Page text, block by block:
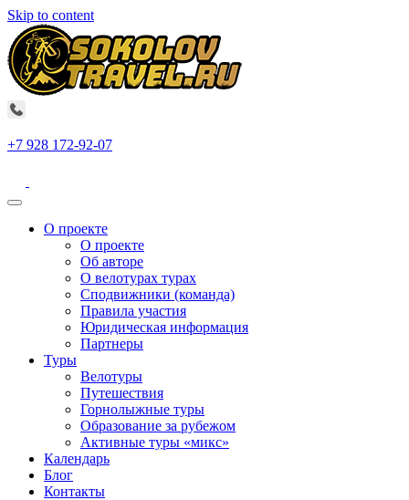
Skip to content
+7 928 172-92-07
О проекте
О проекте
Об авторе
О велотурах турах
Сподвижники (команда)
Правила участия
Юридическая информация
Партнеры
Туры
Велотуры
Путешествия
Горнолыжные туры
Образование за рубежом
Активные туры «микс»
Календарь
Блог
Контакты